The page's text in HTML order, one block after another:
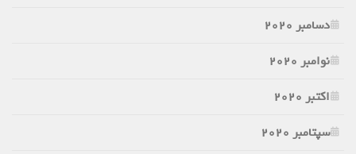
دسامبر 2020
نوامبر 2020
اکتبر 2020
سپتامبر 2020